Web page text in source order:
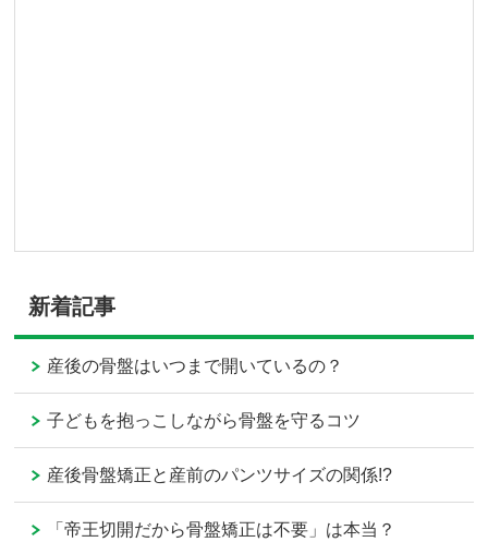
新着記事
産後の骨盤はいつまで開いているの？
子どもを抱っこしながら骨盤を守るコツ
産後骨盤矯正と産前のパンツサイズの関係!?
「帝王切開だから骨盤矯正は不要」は本当？